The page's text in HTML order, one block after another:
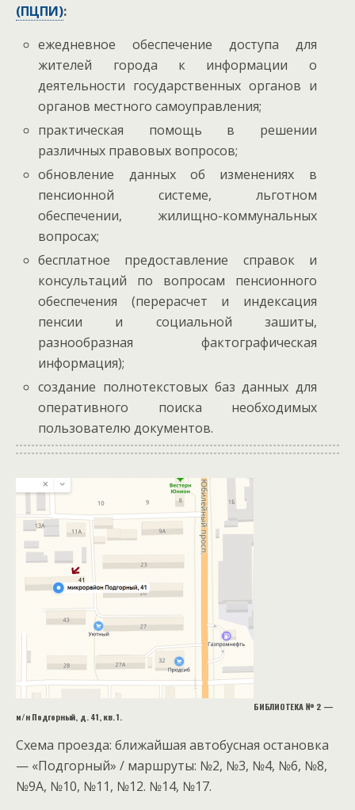
(ПЦПИ):
ежедневное обеспечение доступа для
жителей города к информации о
деятельности государственных органов и
органов местного самоуправления;
практическая помощь в решении
различных правовых вопросов;
обновление данных об изменениях в
пенсионной системе, льготном
обеспечении, жилищно-коммунальных
вопросах;
бесплатное предоставление справок и
консультаций по вопросам пенсионного
обеспечения (перерасчет и индексация
пенсии и социальной зашиты,
разнообразная фактографическая
информация);
создание полнотекстовых баз данных для
оперативного поиска необходимых
пользователю документов.
БИБЛИОТЕКА № 2 —
м/н Подгорный, д. 41, кв. 1.
Схема проезда: ближайшая автобусная остановка
— «Подгорный» / маршруты: №2, №3, №4, №6, №8,
№9А, №10, №11, №12. №14, №17.